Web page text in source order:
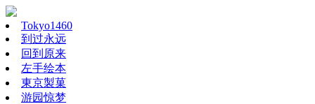
Tokyo1460
到过永远
回到原来
左手绘本
東京製菓
游园惊梦